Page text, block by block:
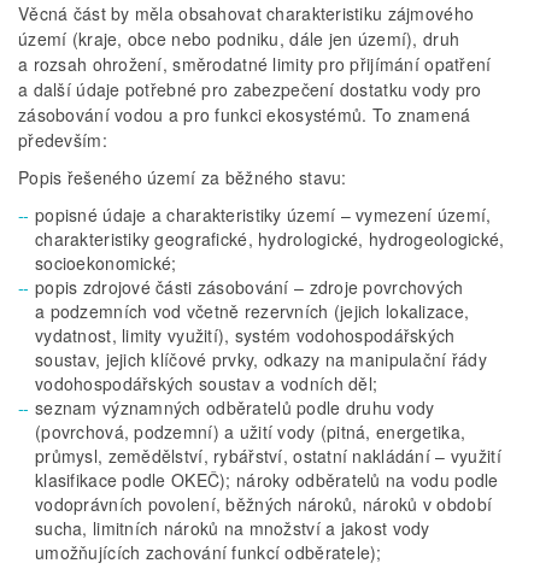
Věcná část by měla obsahovat charakteristiku zájmového
území (kraje, obce nebo podniku, dále jen území), druh
a rozsah ohrožení, směrodatné limity pro přijímání opatření
a další údaje potřebné pro zabezpečení dostatku vody pro
zásobování vodou a pro funkci ekosystémů. To znamená
především:
Popis řešeného území za běžného stavu:
popisné údaje a charakteristiky území – vymezení území,
charakteristiky geografické, hydrologické, hydrogeologické,
socioekonomické;
popis zdrojové části zásobování – zdroje povrchových
a podzemních vod včetně rezervních (jejich lokalizace,
vydatnost, limity využití), systém vodohospodářských
soustav, jejich klíčové prvky, odkazy na manipulační řády
vodohospodářských soustav a vodních děl;
seznam významných odběratelů podle druhu vody
(povrchová, podzemní) a užití vody (pitná, energetika,
průmysl, zemědělství, rybářství, ostatní nakládání – využití
klasifikace podle OKEČ); nároky odběratelů na vodu podle
vodoprávních povolení, běžných nároků, nároků v období
sucha, limitních nároků na množství a jakost vody
umožňujících zachování funkcí odběratele);